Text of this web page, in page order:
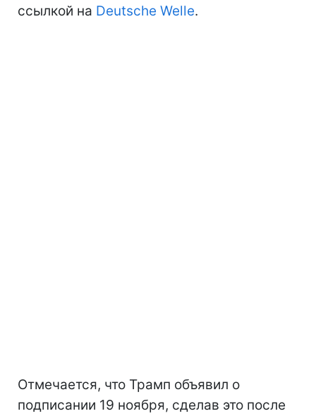
ссылкой на Deutsche Welle.
Отмечается, что Трамп объявил о
подписании 19 ноября, сделав это после